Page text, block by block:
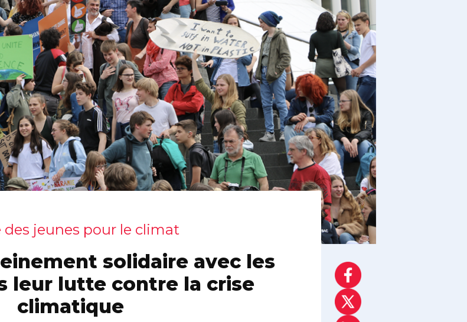
des jeunes pour le climat
solidaire avec les
leur lutte contre la crise
climatique